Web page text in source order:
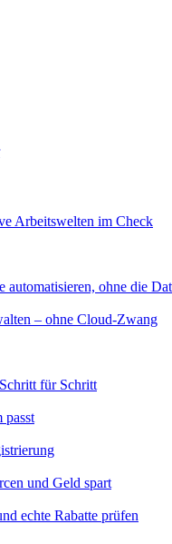
Arbeitswelten im Check
ohne die
– ohne Cloud-Zwang
für Schritt
passt
und Geld spart
echte Rabatte prüfen